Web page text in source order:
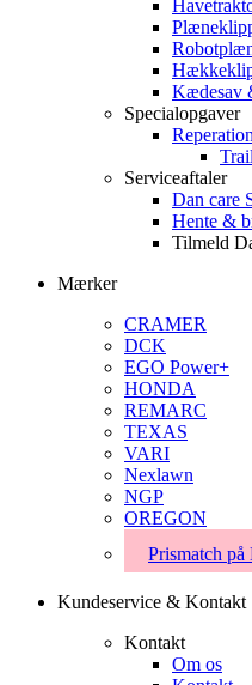
Kædesav
Specialopgaver
Reperation
Serviceaftaler
Dan care
Hente &
Tilmeld
Mærker
CRAMER
DCK
EGO Power+
HONDA
REMARC
TEXAS
VARI
Nexlawn
NGP
OREGON
Prismatch
Kundeservice & Kontakt
Kontakt
Om os